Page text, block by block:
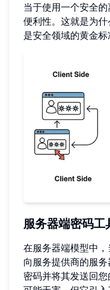
当于使用一个安全
便利性。这就是为
是安全领域的黄金标
服务器端密码工
在服务器端模型中
向服务提供商的服
密码并将其发送回